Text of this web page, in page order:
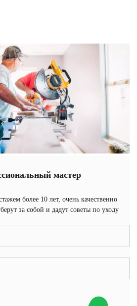
мастер
более 10 лет, очень качественно
за собой и дадут советы по уходу